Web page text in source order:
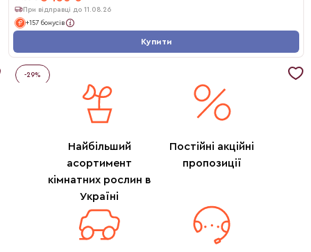
При відправці до 11.08.26
+157 бонусів
Купити
-29%
Найбільший
асортимент
кімнатних рослин в
Україні
Постійні акційні
пропозиції